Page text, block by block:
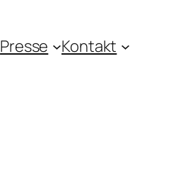
Presse Kontakt